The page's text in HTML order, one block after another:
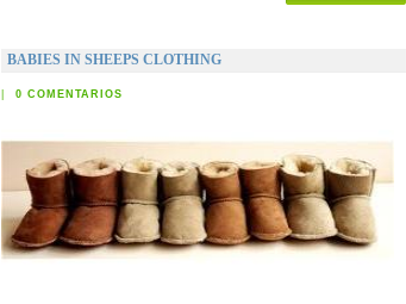
BABIES IN SHEEPS CLOTHING
0 COMENTARIOS